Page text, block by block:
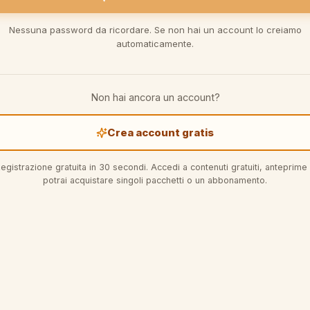
Nessuna password da ricordare. Se non hai un account lo creiamo
automaticamente.
Non hai ancora un account?
Crea account gratis
gratuita in 30 secondi. Accedi a contenuti gratuiti, anteprime
potrai acquistare singoli pacchetti o un abbonamento.